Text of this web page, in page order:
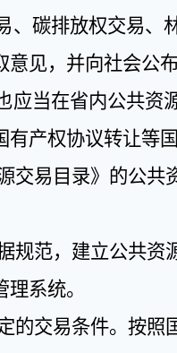
碳排放权交易、
见，并向社会公布
当在省内公共资
产权协议转让等
交易目录》的公共
规范，建立公共资
系统。
的交易条件。按照